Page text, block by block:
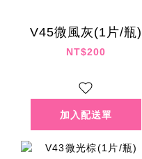
V45微風灰(1片/瓶)
NT$200